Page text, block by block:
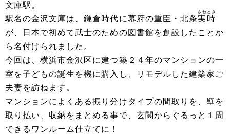
文庫駅。
駅名の金沢文庫は、鎌倉時代に幕府の重臣・北条実時
さねとき
が、日本で初めて武士のための図書館を創設したことか
ら名付けられました。
今回は、横浜市金沢区に建つ築２４年のマンションの一
室を子どもの誕生を機に購入し、リモデルした建築家ご
夫妻を訪ねます。
マンションによくある振り分けタイプの間取りを、壁を
取り払い、収納をまとめる事で、玄関からぐるっと１周
できるワンルーム仕立てに！